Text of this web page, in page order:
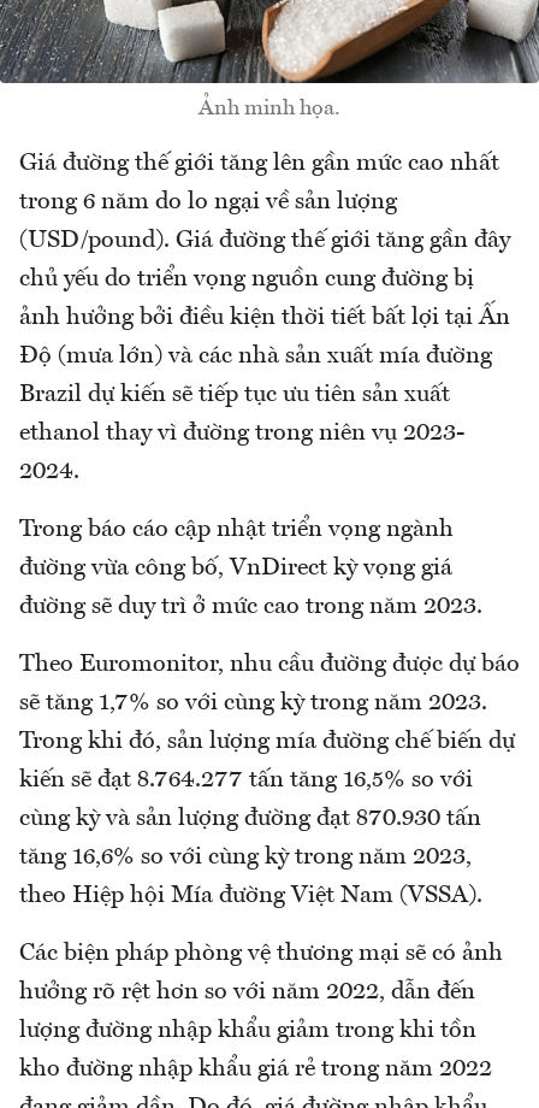
Ảnh minh họa.
Giá đường thế giới tăng lên gần mức cao nhất
trong 6 năm do lo ngại về sản lượng
(USD/pound). Giá đường thế giới tăng gần đây
chủ yếu do triển vọng nguồn cung đường bị
ảnh hưởng bởi điều kiện thời tiết bất lợi tại Ấn
Độ (mưa lớn) và các nhà sản xuất mía đường
Brazil dự kiến sẽ tiếp tục ưu tiên sản xuất
ethanol thay vì đường trong niên vụ 2023-
2024.
Trong báo cáo cập nhật triển vọng ngành
đường vừa công bố, VnDirect kỳ vọng giá
đường sẽ duy trì ở mức cao trong năm 2023.
Theo Euromonitor, nhu cầu đường được dự báo
sẽ tăng 1,7% so với cùng kỳ trong năm 2023.
Trong khi đó, sản lượng mía đường chế biến dự
kiến sẽ đạt 8.764.277 tấn tăng 16,5% so với
cùng kỳ và sản lượng đường đạt 870.930 tấn
tăng 16,6% so với cùng kỳ trong năm 2023,
theo Hiệp hội Mía đường Việt Nam (VSSA).
Các biện pháp phòng vệ thương mại sẽ có ảnh
hưởng rõ rệt hơn so với năm 2022, dẫn đến
lượng đường nhập khẩu giảm trong khi tồn
kho đường nhập khẩu giá rẻ trong năm 2022